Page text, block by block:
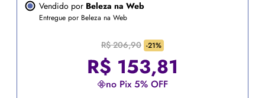
Vendido por Beleza na Web
Entregue por Beleza na Web
R$ 206,90 -21%
R$ 153,81
no Pix 5% OFF